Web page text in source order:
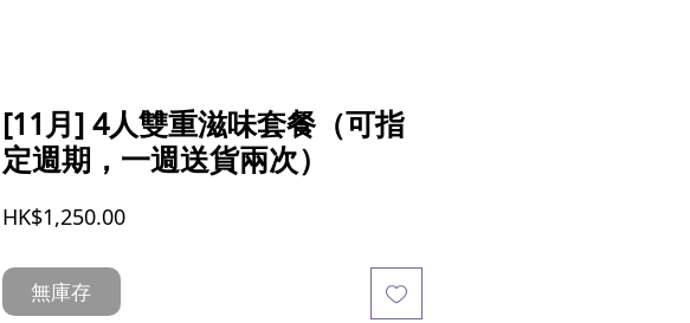
[11月] 4人雙重滋味套餐（可指
定週期，一週送貨兩次）
HK$1,250.00價
無庫存